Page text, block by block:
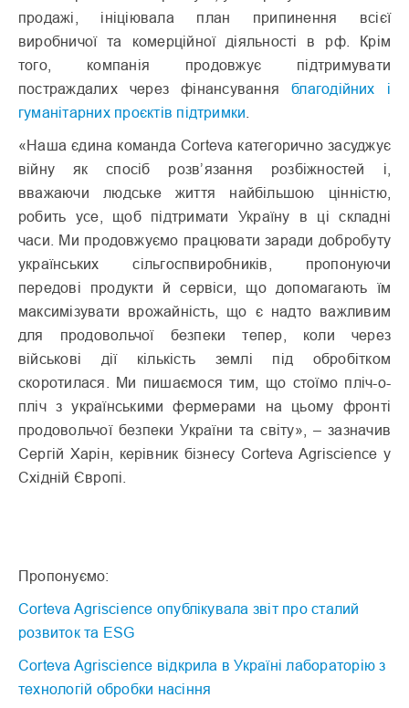
продажі, ініціювала план припинення всієї
виробничої та комерційної діяльності в рф. Крім
того, компанія продовжує підтримувати
постраждалих через фінансуванняблагодійних і
гуманітарних проєктів підтримки
«Наша єдина команда Corteva категорично засуджує
війну як спосіб розв’язання розбіжностей і,
вважаючи людське життя найбільшою цінністю,
робить усе, щоб підтримати Україну в ці складні
часи. Ми продовжуємо працювати заради добробуту
українських сільгоспвиробників, пропонуючи
передові продукти й сервіси, що допомагають їм
максимізувати врожайність, що є надто важливим
для продовольчої безпеки тепер, коли через
військові дії кількість землі під обробітком
скоротилася. Ми пишаємося тим, що стоїмо пліч-о-
пліч з українськими фермерами на цьому фронті
продовольчої безпеки України та світу», – зазначив
Сергій Харін, керівник бізнесу Corteva Agriscience у
Східній Європі.
Пропонуємо:
Corteva Agriscience опублікувала звіт про сталий
розвиток та ESG
Corteva Agriscience відкрила в Україні лабораторію з
технологій обробки насіння